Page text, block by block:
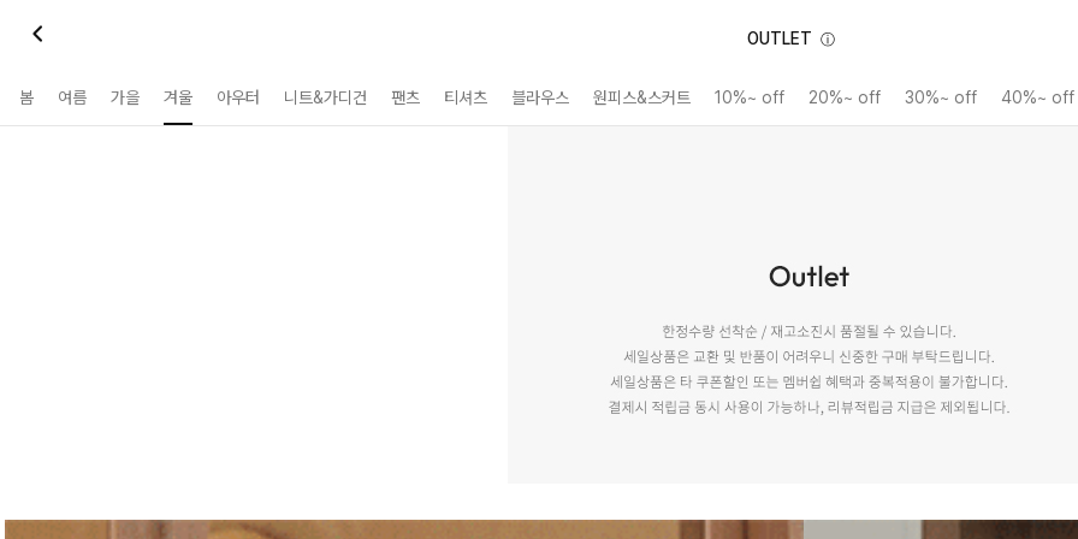
OUTLET ⓘ
봄 여름 가을 겨울 아우터 니트&가디건 팬츠 티셔츠 블라우스 원피스&스커트 10%~ off 20%~ off 30%~ off 40%~ off